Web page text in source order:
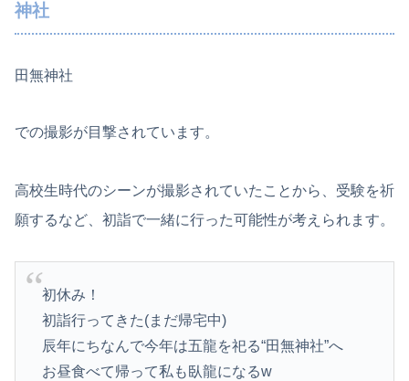
神社
田無神社
での撮影が目撃されています。
高校生時代のシーンが撮影されていたことから、受験を祈
願するなど、初詣で一緒に行った可能性が考えられます。
初休み！
初詣行ってきた(まだ帰宅中)
辰年にちなんで今年は五龍を祀る“田無神社”へ
お昼食べて帰って私も臥龍になるw